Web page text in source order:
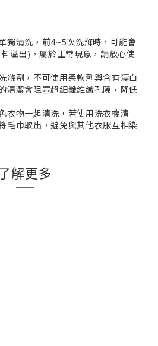
獨清洗，前4~5次洗滌時，可能會
溢出)，屬於正常現象，請放心使
滌劑，不可使用柔軟劑與含有漂白
清潔會阻塞超細纖維織孔隙，降低
衣物一起清洗，若使用洗衣機清
毛巾取出，避免與其他衣服互相染
解更多